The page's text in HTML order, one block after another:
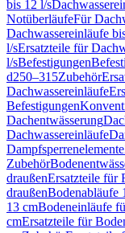
bis 12 l/s
NotüberläufeFür
Dachwassereinläufe
l/sErsatzteile für
l/sBefestigungen
d250–315Zubehör
Dachwassereinläufe
Befestigungen
Dachentwässerung
Dachwassereinläufe
Dampfsperrenelemente
Zubehör
draußenErsatzteile für
draußenBodenabläufe
13 cmBodeneinläufe
cmErsatzteile für